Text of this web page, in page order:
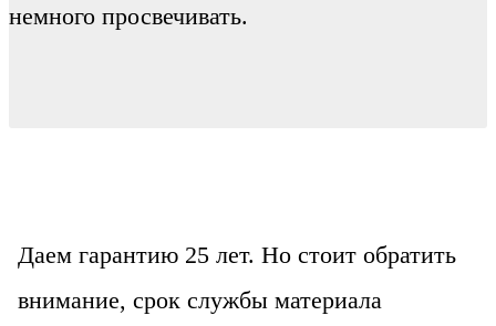
немного просвечивать.
Даем гарантию 25 лет. Но стоит обратить
внимание, срок службы материала